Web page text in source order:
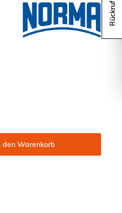
den Warenkorb
Rückruf